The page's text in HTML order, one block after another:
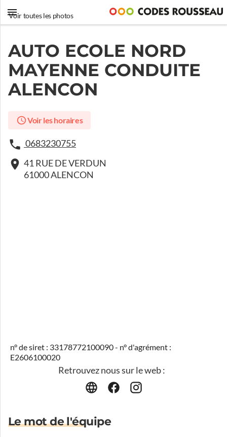
Voir toutes les photos
AUTO ECOLE NORD
MAYENNE CONDUITE
ALENCON
Voir les horaires
0683230755
41 RUE DE VERDUN
61000 ALENCON
n° de siret : 33178772100090 - n° d'agrément :
E2606100020
Retrouvez nous sur le web :
Le mot de l'équipe